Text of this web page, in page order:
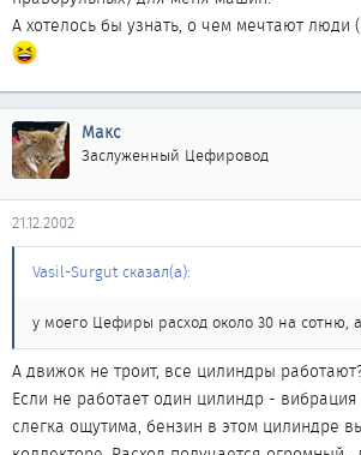
А хотелось бы узнать, о чем мечтают люди
Макс
Заслуженный Цефировод
21.12.2002
Vasil-Surgut сказал(а):
у моего Цефиры расход около 30 на сотню,
А движок не троит, все цилиндры
Если не работает один цилиндр -
слегка ощутима, бензин в этом цилиндре